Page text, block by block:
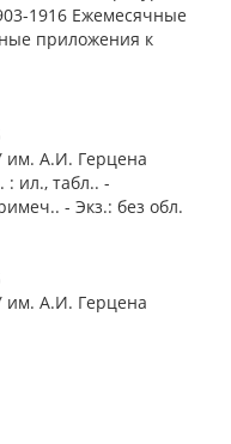
1916 Ежемесячные
приложения к
им. А.И. Герцена
: ил., табл.. -
- Экз.: без обл.
им. А.И. Герцена